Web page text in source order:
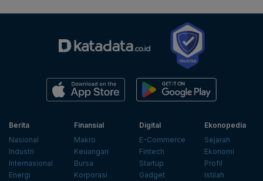
Berita
Nasional
Industri
Internasional
Energi
Finansial
Makro
Keuangan
Bursa
Korporasi
Digital
E-Commerce
Fintech
Startup
Gadget
Ekonopedia
Sejarah
Ekonomi
Profil
Istilah